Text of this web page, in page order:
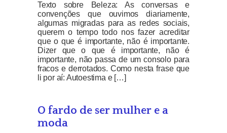
Texto sobre Beleza: As conversas e
convenções que ouvimos diariamente,
algumas migradas para as redes sociais,
querem o tempo todo nos fazer acreditar
que o que é importante, não é importante.
Dizer que o que é importante, não é
importante, não passa de um consolo para
fracos e derrotados. Como nesta frase que
li por aí: Autoestima e […]
O fardo de ser mulher e a
moda